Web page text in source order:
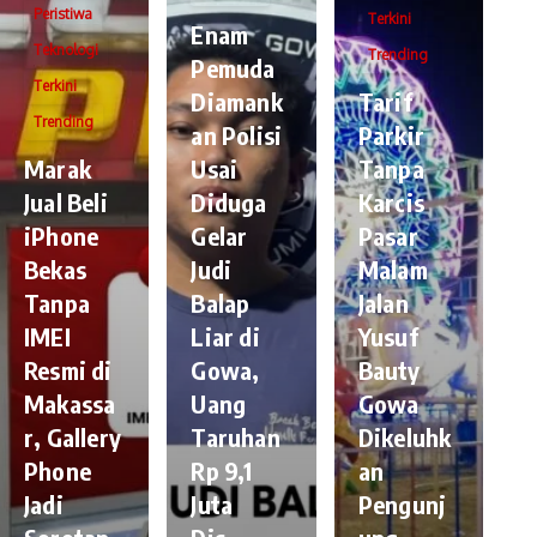
Peristiwa
Teknologi
Terkini
Trending
​Marak
Jual Beli
iPhone
Bekas
Tanpa
IMEI
Resmi di
Makassa
r, Gallery
Phone
Jadi
Enam
Pemuda
Diamank
an Polisi
Usai
Diduga
Gelar
Judi
Balap
Liar di
Gowa,
Uang
Taruhan
Rp 9,1
Juta
Terkini
Trending
Tarif
Parkir
Tanpa
Karcis
Pasar
Malam
Jalan
Yusuf
Bauty
Gowa
Dikeluhk
an
Pengunj